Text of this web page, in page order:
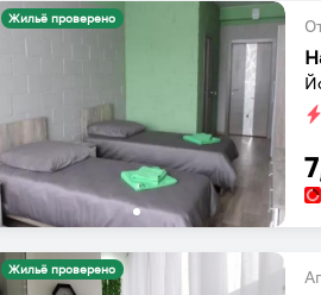
Жильё проверено
Жильё проверено